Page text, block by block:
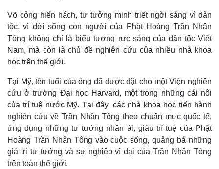
Võ công hiển hách, tư tưởng minh triết ngời sáng vì dân
tộc, vì đời sống con người của Phật Hoàng Trần Nhân
Tông không chỉ là biểu tượng rực sáng của dân tộc Việt
Nam, mà còn là chủ đề nghiên cứu của nhiều nhà khoa
học trên thế giới.
Tại Mỹ, tên tuổi của ông đã được đặt cho một Viện nghiên
cứu ở trường Đại học Harvard, một trong những cái nôi
của trí tuệ nước Mỹ. Tại đây, các nhà khoa học tiến hành
nghiên cứu về Trần Nhân Tông theo chuẩn mực quốc tế,
ứng dụng những tư tưởng nhân ái, giàu trí tuệ của Phật
Hoàng Trần Nhân Tông vào cuộc sống, quảng bá những
giá trị tư tưởng và sự nghiệp vĩ đại của Trần Nhân Tông
trên toàn thế giới.